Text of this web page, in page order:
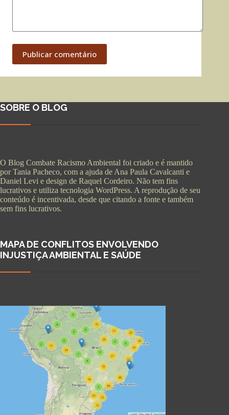
Publicar comentário
SOBRE O BLOG
O Blog Combate Racismo Ambiental foi criado e é mantido
por Tania Pacheco, com a ajuda de Ana Paula Cavalcanti e
Daniel Levi e design de Raquel Cordeiro. Não tem fins
lucrativos e utiliza tecnologia WordPress. A reprodução de seu
conteúdo é incentivada, desde que citando a fonte e também
sem fins lucrativos.
MAPA DE CONFLITOS ENVOLVENDO
INJUSTIÇA AMBIENTAL E SAÚDE